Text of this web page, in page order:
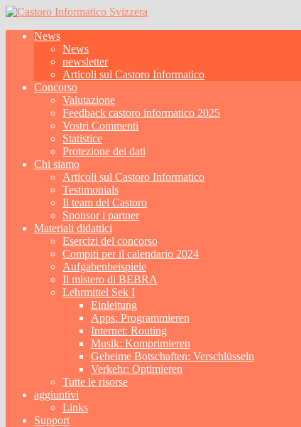
News
News
newsletter
Articoli sul Castoro Informatico
Concorso
Valutazione
Feedback castoro informatico 2025
Vostri Commenti
Statistice
Protezione dei dati
Chi siamo
Articoli sul Castoro Informatico
Testimonials
Il team del Castoro
Sponsor i partner
Materiali didattici
Esercizi del concorso
Compiti per il calendario 2024
Aufgabenbeispiele
Il mistero di BEBRA
Lehrmittel Sek I
Einleitung
Apps: Programmieren
Internet: Routing
Musik: Komprimieren
Geheime Botschaften: Verschlüsseln
Verkehr: Optimieren
Tutte le risorse
aggiuntivi
Links
Support